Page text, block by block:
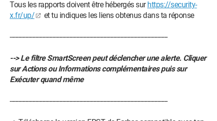
Tous les rapports doivent être hébergés surhttps://security-
x.fr/up/
et tu indiques les liens obtenus dans ta réponse
---------------------------------------------------------------------------------------------
--> Le filtre SmartScreen peut déclencher une alerte. Cliquer
sur Actions ou Informations complémentaires puis sur
Exécuter quand même
---------------------------------------------------------------------------------------------